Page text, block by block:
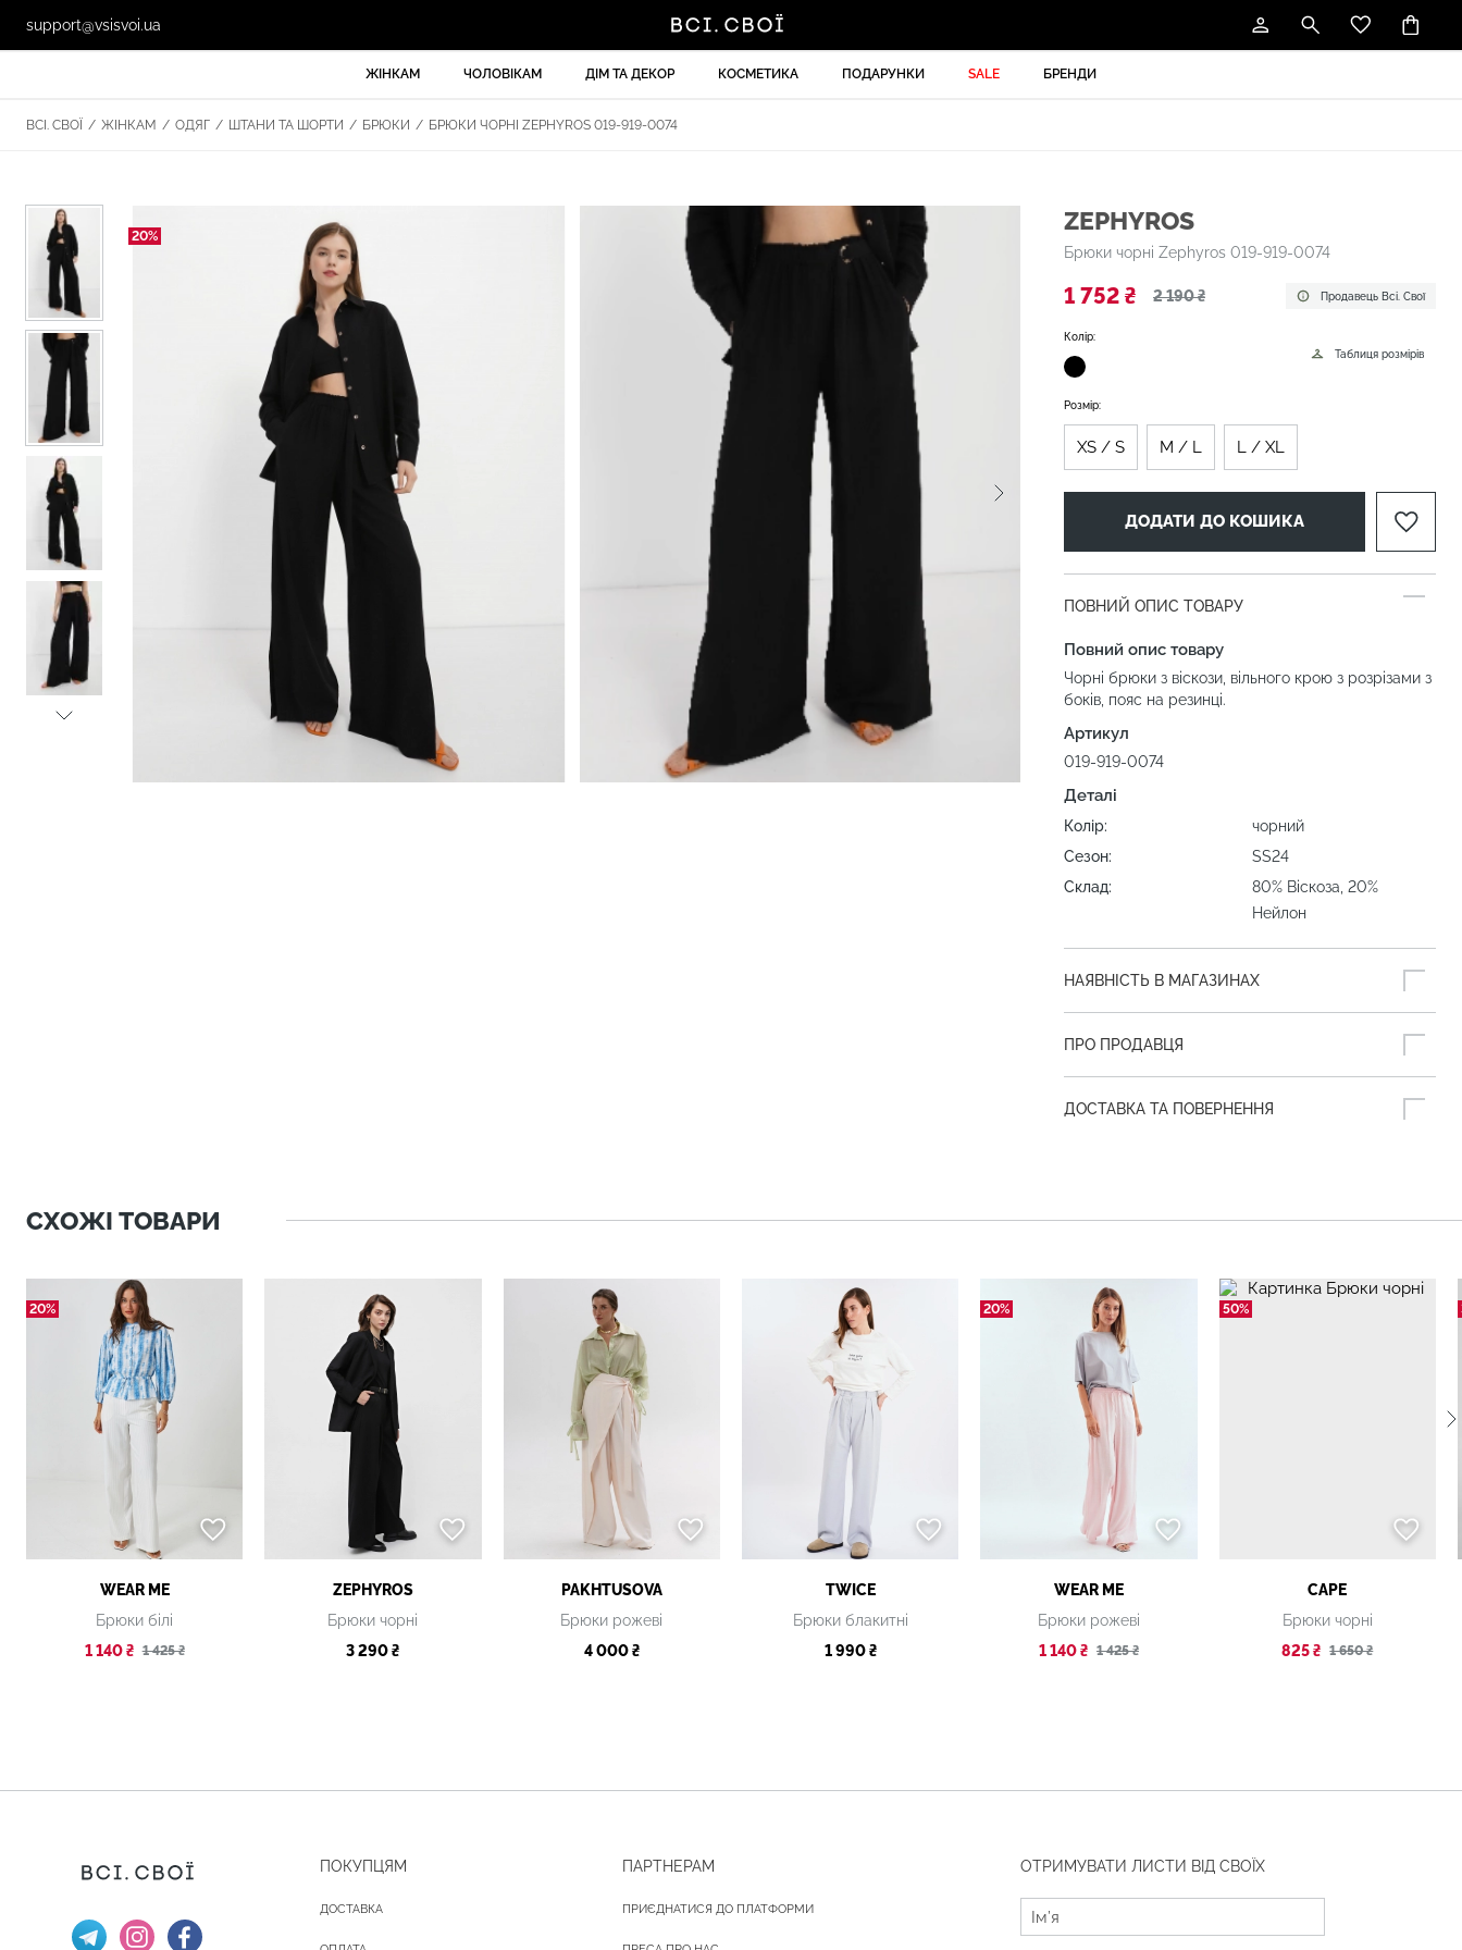
support@vsisvoi.ua
ЖІНКАМ ЧОЛОВІКАМ ДІМ ТА ДЕКОР КОСМЕТИКА ПОДАРУНКИ SALE БРЕНДИ
ВСІ. СВОЇ / ЖІНКАМ / ОДЯГ / ШТАНИ ТА ШОРТИ / БРЮКИ / БРЮКИ ЧОРНІ ZEPHYROS 019-919-0074
20%
ZEPHYROS
Брюки чорні Zephyros 019-919-0074
1 752 ₴ 2 190 ₴ Продавець Всі. Свої
Колір:
Таблиця розмірів
Розмір:
XS / S M / L L / XL
ДОДАТИ ДО КОШИКА
ПОВНИЙ ОПИС ТОВАРУ
Повний опис товару
Чорні брюки з віскози, вільного крою з розрізами з
боків, пояс на резинці.
Артикул
019-919-0074
Деталі
Колір:
чорний
Сезон:
SS24
Склад:
80% Віскоза, 20%
Нейлон
НАЯВНІСТЬ В МАГАЗИНАХ
ПРО ПРОДАВЦЯ
ДОСТАВКА ТА ПОВЕРНЕННЯ
СХОЖІ ТОВАРИ
20%
WEAR ME
Брюки білі
1 140 ₴ 1 425 ₴
ZEPHYROS
Брюки чорні
3 290 ₴
PAKHTUSOVA
Брюки рожеві
4 000 ₴
TWICE
Брюки блакитні
1 990 ₴
20%
WEAR ME
Брюки рожеві
1 140 ₴ 1 425 ₴
50%
CAPE
Брюки чорні
825 ₴ 1 650 ₴
ПОКУПЦЯМ
ДОСТАВКА
ПАРТНЕРАМ
ПРИЄДНАТИСЯ ДО ПЛАТФОРМИ
ОТРИМУВАТИ ЛИСТИ ВІД СВОЇХ